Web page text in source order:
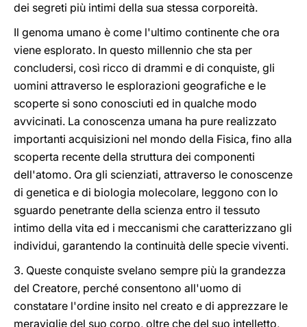
dei segreti più intimi della sua stessa corporeità.
Il genoma umano è come l'ultimo continente che ora
viene esplorato. In questo millennio che sta per
concludersi, così ricco di drammi e di conquiste, gli
uomini attraverso le esplorazioni geografiche e le
scoperte si sono conosciuti ed in qualche modo
avvicinati. La conoscenza umana ha pure realizzato
importanti acquisizioni nel mondo della Fisica, fino alla
scoperta recente della struttura dei componenti
dell'atomo. Ora gli scienziati, attraverso le conoscenze
di genetica e di biologia molecolare, leggono con lo
sguardo penetrante della scienza entro il tessuto
intimo della vita ed i meccanismi che caratterizzano gli
individui, garantendo la continuità delle specie viventi.
3. Queste conquiste svelano sempre più la grandezza
del Creatore, perché consentono all'uomo di
constatare l'ordine insito nel creato e di apprezzare le
meraviglie del suo corpo, oltre che del suo intelletto,